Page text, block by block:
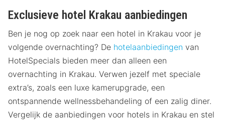
Exclusieve hotel Krakau aanbiedingen
Ben je nog op zoek naar een hotel in Krakau voor je
volgende overnachting? De hotelaanbiedingen van
HotelSpecials bieden meer dan alleen een
overnachting in Krakau. Verwen jezelf met speciale
extra’s, zoals een luxe kamerupgrade, een
ontspannende wellnessbehandeling of een zalig diner.
Vergelijk de aanbiedingen voor hotels in Krakau en stel